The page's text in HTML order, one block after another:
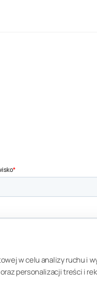
w celu analizy ruchu i
personalizacji treści i